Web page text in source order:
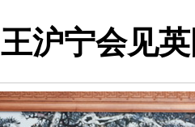
王沪宁会见